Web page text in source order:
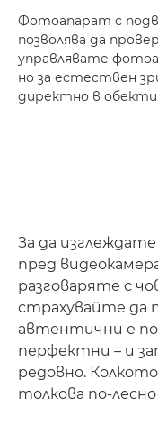
Фотоапарат с
позволява да
управлявате
но за естествен
директно в
За да
пред
разговаряте с
страхувайте да
автентични е
перфектни – и
редовно.
толкова по-